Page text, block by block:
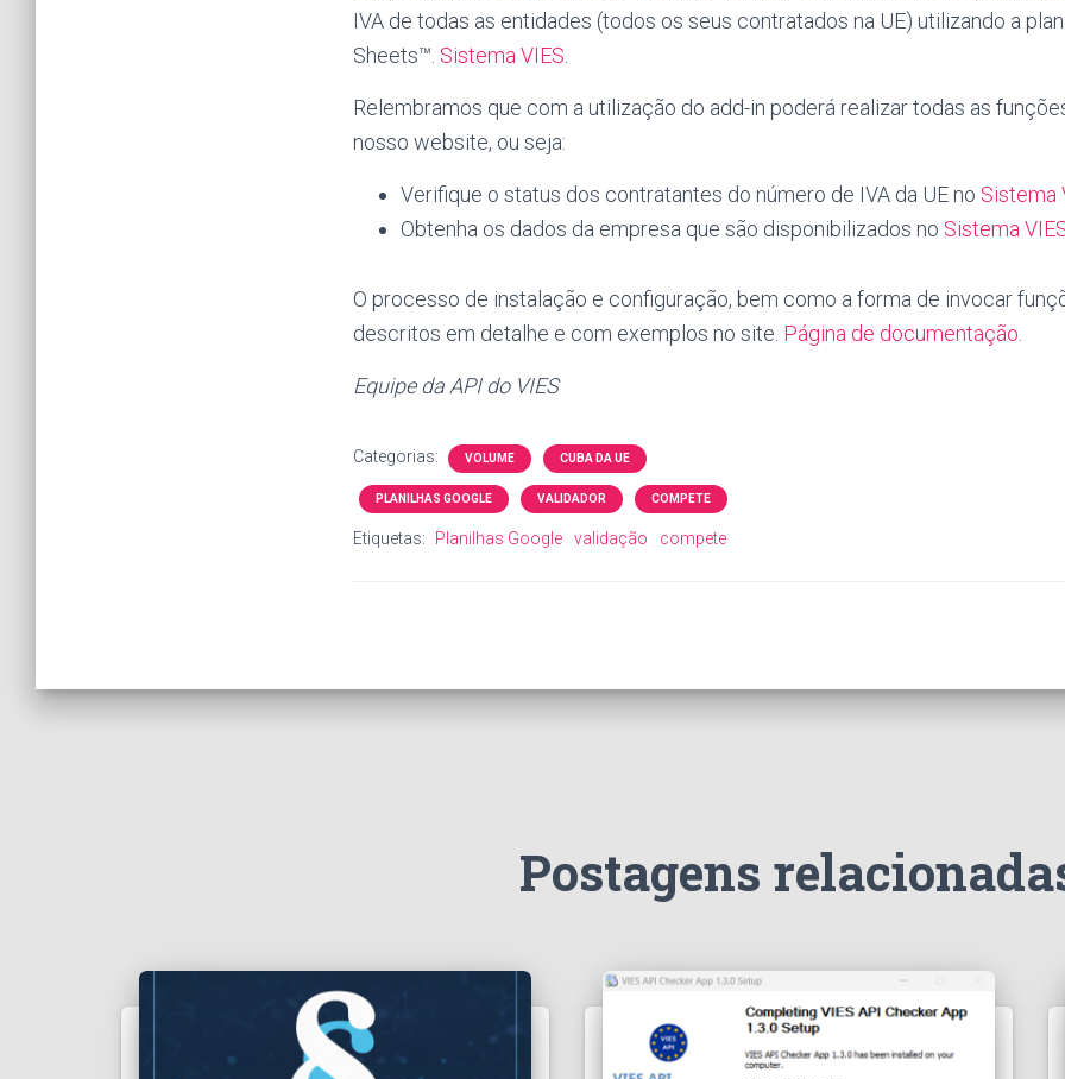
IVA de todas as entidades (todos os seus contratados na UE) utilizando a
Sheets™. Sistema VIES
Relembramos que com a utilização do add-in poderá realizar todas as
nosso website, ou seja:
Verifique o status dos contratantes do número de IVA da UE no Sistema
Obtenha os dados da empresa que são disponibilizados no Sistema
O processo de instalação e configuração, bem como a forma de invocar
descritos em detalhe e com exemplos no site. Página de documentação
Equipe da API do VIES
Categorias: VOLUME CUBA DA UE
PLANILHAS GOOGLE VALIDADOR COMPETE
Etiquetas: Planilhas Google validação compete
Postagens